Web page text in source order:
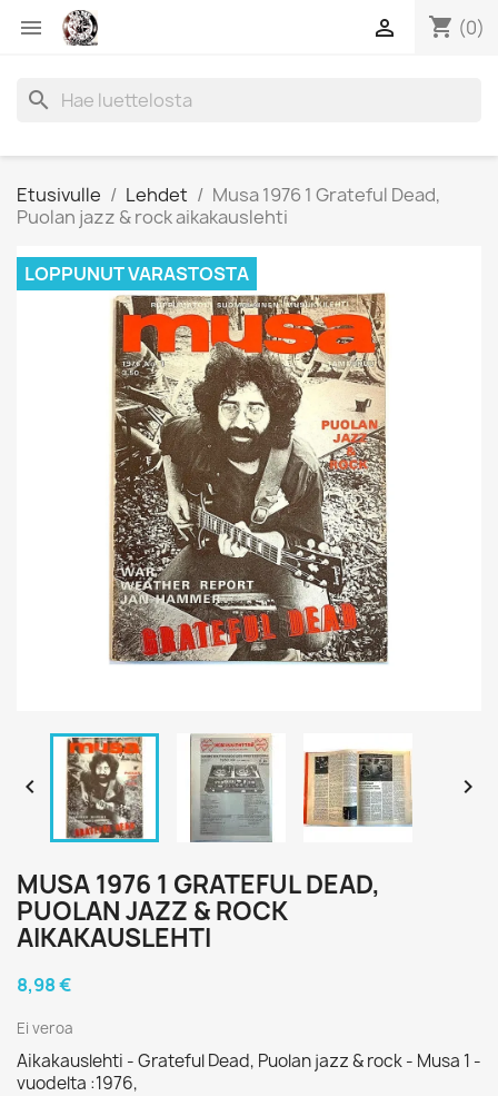
 shopping_cart (0)

search
Etusivulle Lehdet
Musa 1976 1 Grateful Dead,
Puolan jazz & rock aikakauslehti
LOPPUNUT VARASTOSTA
 
MUSA 1976 1 GRATEFUL DEAD,
PUOLAN JAZZ & ROCK
AIKAKAUSLEHTI
8,98 €
Ei veroa
Aikakauslehti - Grateful Dead, Puolan jazz & rock - Musa 1 -
vuodelta :1976,